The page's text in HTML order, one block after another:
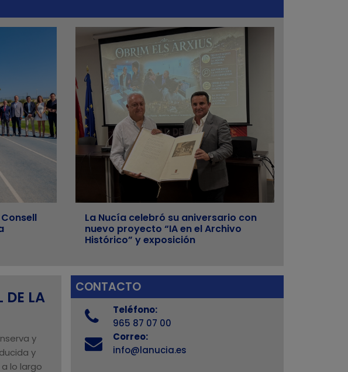
La Nucía celebró su aniversario con
nuevo proyecto “IA en el Archivo
Histórico” y exposición
LA
y
y
lo largo
CONTACTO
Teléfono:
965 87 07 00
Correo:
info@lanucia.es